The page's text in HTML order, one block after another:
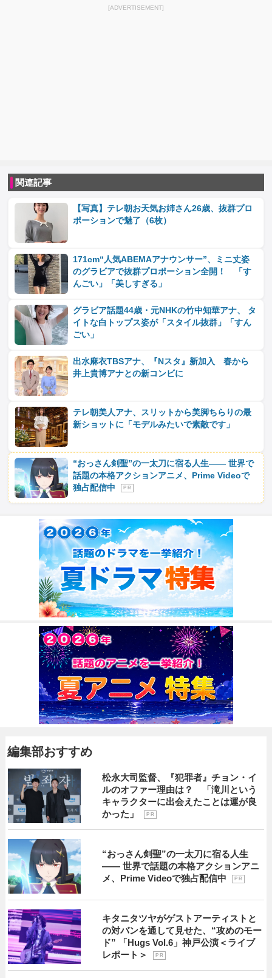
[ADVERTISEMENT]
関連記事
【写真】テレ朝お天気お姉さん26歳、抜群プロ
ポーションで魅了（6枚）
171cm“人気ABEMAアナウンサー”、ミニ丈姿
のグラビアで抜群プロポーション全開！ 「す
んごい」「美しすぎる」
グラビア話題44歳・元NHKの竹中知華アナ、 タ
イトな白トップス姿が「スタイル抜群」「すん
ごい」
出水麻衣TBSアナ、『Nスタ』新加入 春から
井上貴博アナとの新コンビに
テレ朝美人アナ、スリットから美脚ちらりの最
新ショットに「モデルみたいで素敵です」
“おっさん剣聖”の一太刀に宿る人生―― 世界で
話題の本格アクションアニメ、Prime Videoで
独占配信中
P R
編集部おすすめ
松永大司監督、『犯罪者』チョン・イ
ルのオファー理由は？ 「滝川という
キャラクターに出会えたことは運が良
かった」
P R
“おっさん剣聖”の一太刀に宿る人生
―― 世界で話題の本格アクションアニ
メ、Prime Videoで独占配信中
P R
キタニタツヤがゲストアーティストと
の対バンを通して見せた、“攻めのモー
ド” 「Hugs Vol.6」神戸公演＜ライブ
レポート＞
P R